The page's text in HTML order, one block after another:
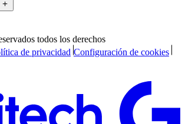
todos los derechos
de privacidad Configuración de cookies